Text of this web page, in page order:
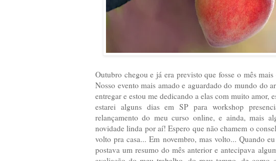
Outubro chegou e já era previsto que fosse o mês
Nosso evento mais amado e aguardado do mundo do
entregar e estou me dedicando a elas com muito
estarei alguns dias em SP para workshop
relançamento do meu curso online, e ainda, mais
novidade linda por aí! Espero que não chamem o
volto pra casa... Em novembro, mas volto... Quando
postava um resumo do mês anterior e antecipava